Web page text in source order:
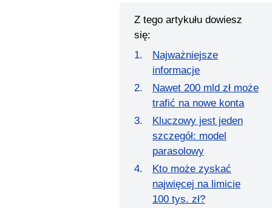
Z tego artykułu dowiesz
się:
Najważniejsze
informacje
Nawet 200 mld zł może
trafić na nowe konta
Kluczowy jest jeden
szczegół: model
parasolowy
Kto może zyskać
najwięcej na limicie
100 tys. zł?